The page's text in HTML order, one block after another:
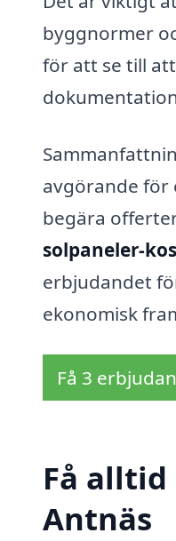
byggnormer
för att se till
avgörande för
begära
solpaneler-
erbjudandet
ekonomisk
Få 3
Få
Antnäs